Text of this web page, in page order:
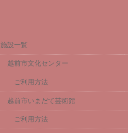
施設一覧
越前市文化センター
ご利用方法
越前市いまだて芸術館
ご利用方法